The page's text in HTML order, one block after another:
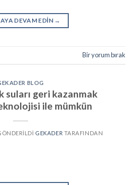
DEVAM EDIN →
Bir yorum bırak
BLOG
suları geri kazanmak
ile mümkün
GEKADER TARAFINDAN